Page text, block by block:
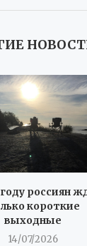
россиян
короткие
выходные
14/07/2026